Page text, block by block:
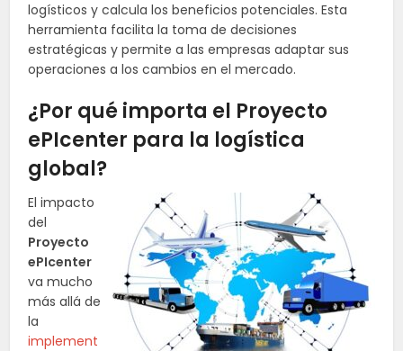
logísticos y calcula los beneficios potenciales. Esta
herramienta facilita la toma de decisiones
estratégicas y permite a las empresas adaptar sus
operaciones a los cambios en el mercado.
¿Por qué importa el Proyecto
ePIcenter para la logística
global?
El impacto
del
Proyecto
ePIcenter
va mucho
más allá de
la
implement